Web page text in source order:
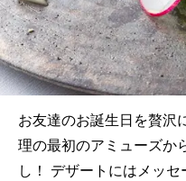
お友達のお誕生日を贅沢
理の最初のアミューズか
し！ デザートにはメッ